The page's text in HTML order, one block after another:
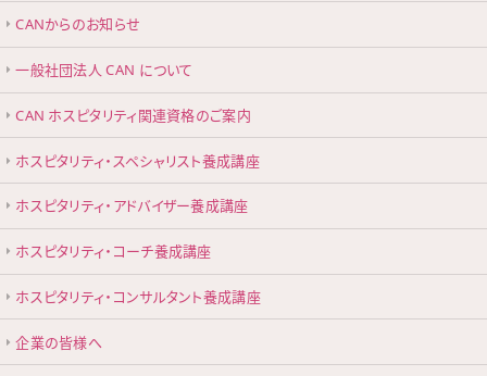
CANからのお知らせ
一般社団法人 CAN について
CAN ホスピタリティ関連資格のご案内
ホスピタリティ・スペシャリスト養成講座
ホスピタリティ・アドバイザー養成講座
ホスピタリティ・コーチ養成講座
ホスピタリティ・コンサルタント養成講座
企業の皆様へ